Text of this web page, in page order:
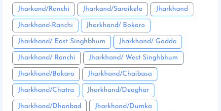
Jharkand/Ranchi Jharkand/Saraikela Jharkhand
Jharkhand-Ranchi Jharkhand/ Bokaro
Jharkhand/ East Singhbhum Jharkhand/ Godda
Jharkhand/ Ranchi Jharkhand/ West Singhbhum
Jharkhand/Bokaro Jharkhand/Chaibasa
Jharkhand/Chatra Jharkhand/Deoghar
Jharkhand/Dhanbad Jharkhand/Dumka